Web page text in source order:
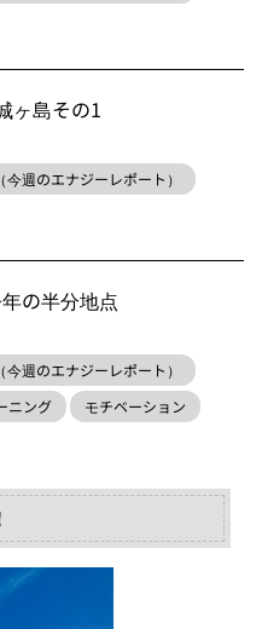
ヶ島その1
週のエナジーレポート）
の半分地点
週のエナジーレポート）
ニング
モチベーション